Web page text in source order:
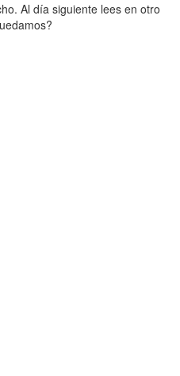
Al día siguiente lees en otro